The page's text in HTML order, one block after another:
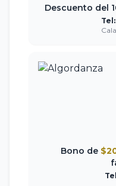
Descuento del
Tel:
Bono de